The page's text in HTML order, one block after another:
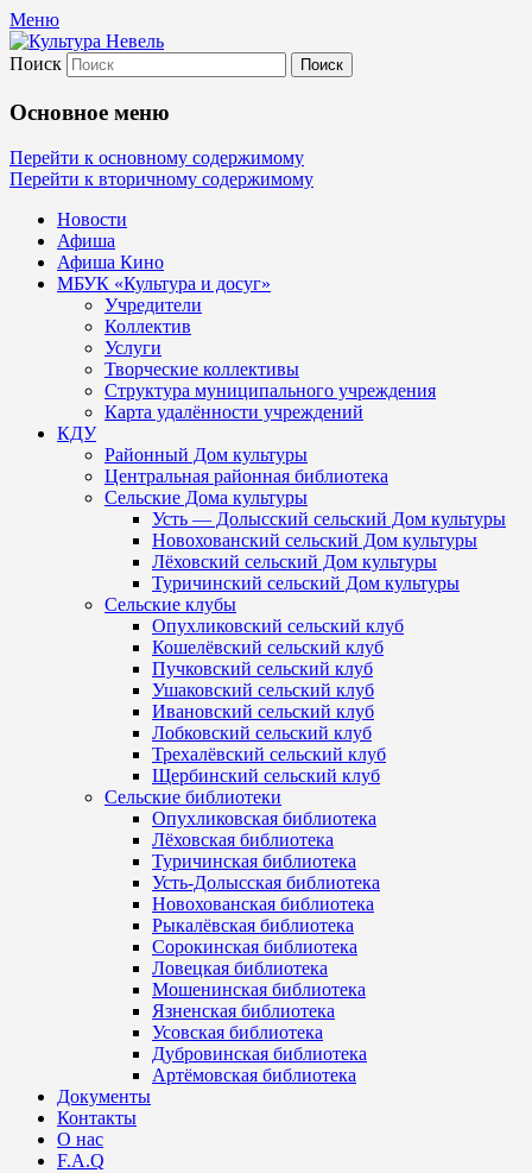
Меню
Культура Невель
МБУК Невельского района "Культура
и досуг"
Поиск
Основное меню
Перейти к основному содержимому
Перейти к вторичному содержимому
Новости
Афиша
Афиша Кино
МБУК «Культура и досуг»
Учредители
Коллектив
Услуги
Творческие коллективы
Структура муниципального учреждения
Карта удалённости учреждений
КДУ
Районный Дом культуры
Центральная районная библиотека
Сельские Дома культуры
Усть — Долысский сельский Дом культуры
Новохованский сельский Дом культуры
Лёховский сельский Дом культуры
Туричинский сельский Дом культуры
Сельские клубы
Опухликовский сельский клуб
Кошелёвский сельский клуб
Пучковский сельский клуб
Ушаковский сельский клуб
Ивановский сельский клуб
Лобковский сельский клуб
Трехалёвский сельский клуб
Щербинский сельский клуб
Сельские библиотеки
Опухликовская библиотека
Лёховская библиотека
Туричинская библиотека
Усть-Долысская библиотека
Новохованская библиотека
Рыкалёвская библиотека
Сорокинская библиотека
Ловецкая библиотека
Мошенинская библиотека
Язненская библиотека
Усовская библиотека
Дубровинская библиотека
Артёмовская библиотека
Документы
Контакты
О нас
F.A.Q